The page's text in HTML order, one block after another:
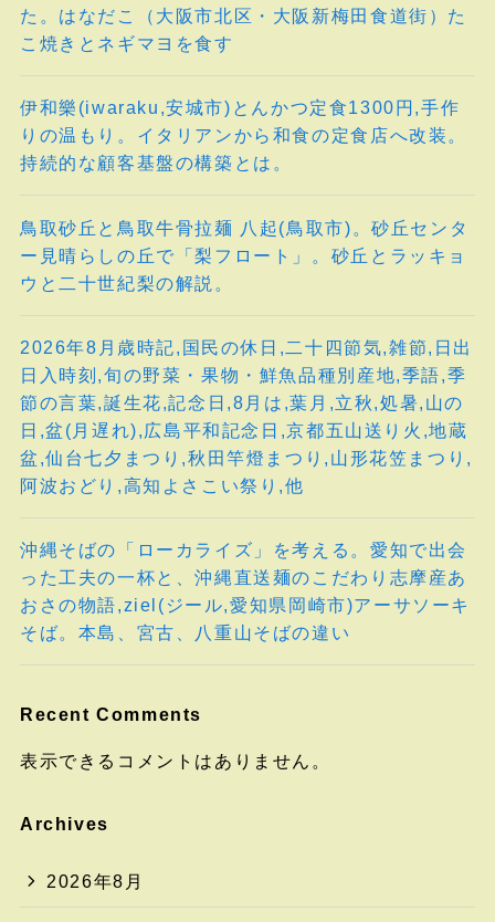
た。はなだこ（大阪市北区・大阪新梅田食道街）た
こ焼きとネギマヨを食す
伊和樂(iwaraku,安城市)とんかつ定食1300円,手作
りの温もり。イタリアンから和食の定食店へ改装。
持続的な顧客基盤の構築とは。
鳥取砂丘と鳥取牛骨拉麺 八起(鳥取市)。砂丘センタ
ー見晴らしの丘で「梨フロート」。砂丘とラッキョ
ウと二十世紀梨の解説。
2026年8月歳時記,国民の休日,二十四節気,雑節,日出
日入時刻,旬の野菜・果物・鮮魚品種別産地,季語,季
節の言葉,誕生花,記念日,8月は,葉月,立秋,処暑,山の
日,盆(月遅れ),広島平和記念日,京都五山送り火,地蔵
盆,仙台七夕まつり,秋田竿燈まつり,山形花笠まつり,
阿波おどり,高知よさこい祭り,他
沖縄そばの「ローカライズ」を考える。愛知で出会
った工夫の一杯と、沖縄直送麺のこだわり志摩産あ
おさの物語,ziel(ジール,愛知県岡崎市)アーサソーキ
そば。本島、宮古、八重山そばの違い
Recent Comments
表示できるコメントはありません。
Archives
2026年8月